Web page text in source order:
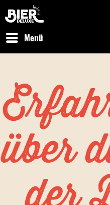
Kostenfreier Versand in Deutschland
Menü
über